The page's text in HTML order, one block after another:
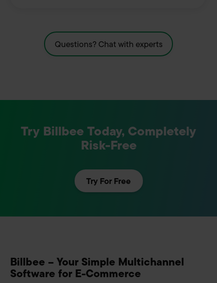
Questions? Chat with experts
Try Billbee Today, Completely
Risk-Free
Try For Free
Billbee – Your Simple Multichannel
Software for E-Commerce